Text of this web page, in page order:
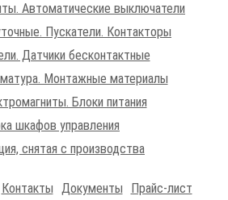
Автоматические выключатели
Пускатели. Контакторы
Датчики бесконтактные
Монтажные материалы
Блоки питания
шкафов управления
снятая с производства
Контакты Документы Прайс-лист